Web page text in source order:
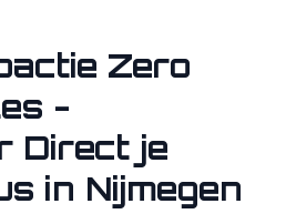
Zero
-
Direct je
in Nijmegen